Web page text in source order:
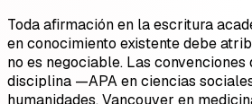
Toda afirmación en la escritura
en conocimiento existente debe
no es negociable. Las
disciplina —APA en ciencias